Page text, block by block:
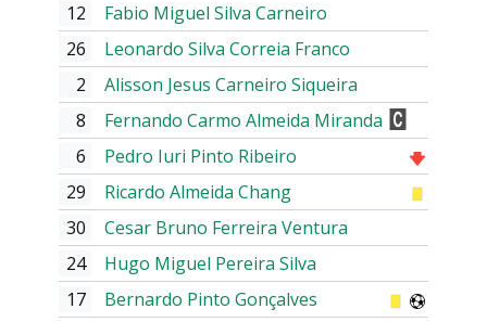
12
Fabio Miguel Silva Carneiro
26
Leonardo Silva Correia Franco
2
Alisson Jesus Carneiro Siqueira
8
Fernando Carmo Almeida Miranda
6
Pedro Iuri Pinto Ribeiro
29
Ricardo Almeida Chang
30
Cesar Bruno Ferreira Ventura
24
Hugo Miguel Pereira Silva
17
Bernardo Pinto Gonçalves